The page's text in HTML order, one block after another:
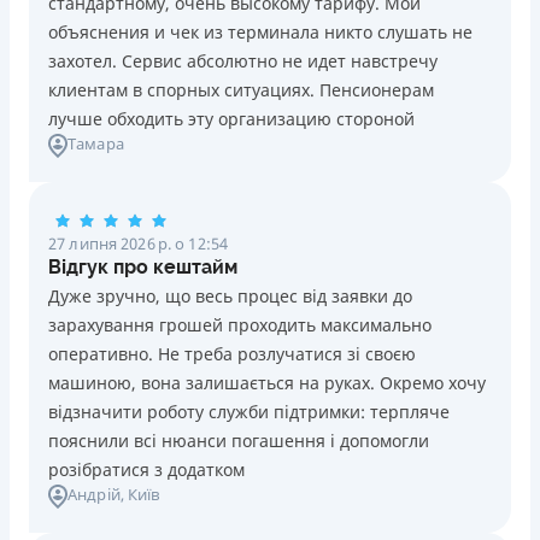
Ліцензія НБУ №10
Вся інформація про кредит
Знижена процентна ставка 0,01% в день для нових
клієнтів на період від 3 до 30 днів (після цього діє
стандартна ставка 1%)
Запитуються лише дані паспорта, ІПН, номер
банківської картки й телефону
Оформляються кредити онлайн 24/7. Розглядаються
кредитною історією
Переказуються гроші на банківську картку відразу
після підписання електронного договору про надання
кредиту
Даруються знижки до -99% постійним клієнтам на
майбутні кредити згідно з програмою лояльності
Програма лояльності для постійних клієнтів
Цілодобова підтримка в Viber, Telegram, Facebook
Недоліки
Нема кредиту для юросіб (ФОП)
объяснения и чек из терминала никто слушать не
захотел. Сервис абсолютно не идет навстречу
клиентам в спорных ситуациях. Пенсионерам
лучше обходить эту организацию стороной
Тамара
27 липня 2026 р. о 12:54
Відгук про кештайм
Дуже зручно, що весь процес від заявки до
зарахування грошей проходить максимально
оперативно. Не треба розлучатися зі своєю
машиною, вона залишається на руках. Окремо хочу
відзначити роботу служби підтримки: терпляче
пояснили всі нюанси погашення і допомогли
розібратися з додатком
Андрій, Київ